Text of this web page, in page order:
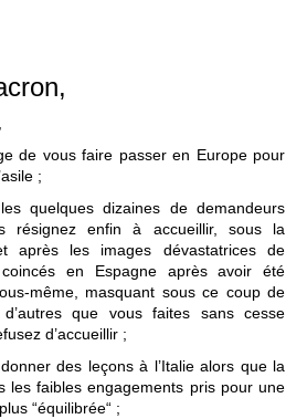
de vous faire passer en Europe pour
;
quelques dizaines de demandeurs
résignez enfin à accueillir, sous la
après les images dévastatrices de
coincés en Espagne après avoir été
même, masquant sous ce coup de
que vous faites sans cesse
d’accueillir ;
des leçons à l’Italie alors que la
les faibles engagements pris pour une
“équilibrée“ ;